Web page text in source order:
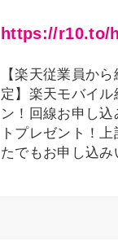
https://r10.to/
【楽天従業員か
定】楽天モバイ
ン！回線お申し
トプレゼント！
たでもお申し込み